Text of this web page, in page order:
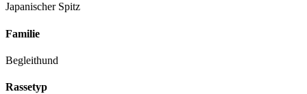
Japanischer Spitz
Familie
Begleithund
Rassetyp